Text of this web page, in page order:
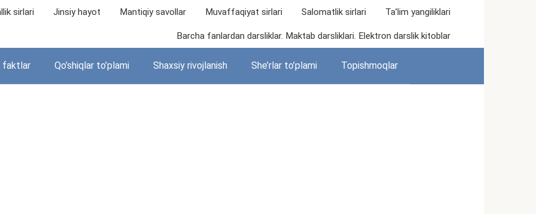
sirlari Jinsiy hayot Mantiqiy savollar Muvaffaqiyat sirlari Salomatlik sirlari Ta’lim yangiliklari
Barcha fanlardan darsliklar. Maktab darsliklari. Elektron darslik kitoblar
faktlar Qo’shiqlar to’plami Shaxsiy rivojlanish She’rlar to’plami Topishmoqlar